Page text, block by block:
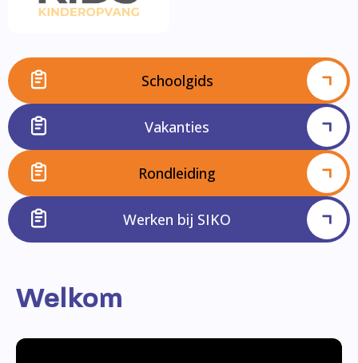
Schoolgids
Vakanties
Rondleiding
Werken bij SIKO
Welkom